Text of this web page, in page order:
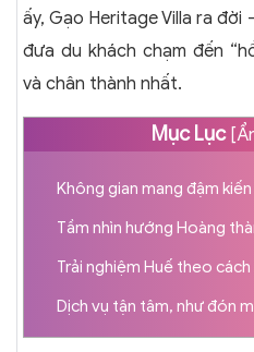
ấy, Gạo Heritage Villa ra
đưa du khách chạm đến
và chân thành nhất.
Mục Lục [
Không gian mang đậm
Tầm nhìn hướng Hoàng
Trải nghiệm Huế theo cách
Dịch vụ tận tâm, như đón